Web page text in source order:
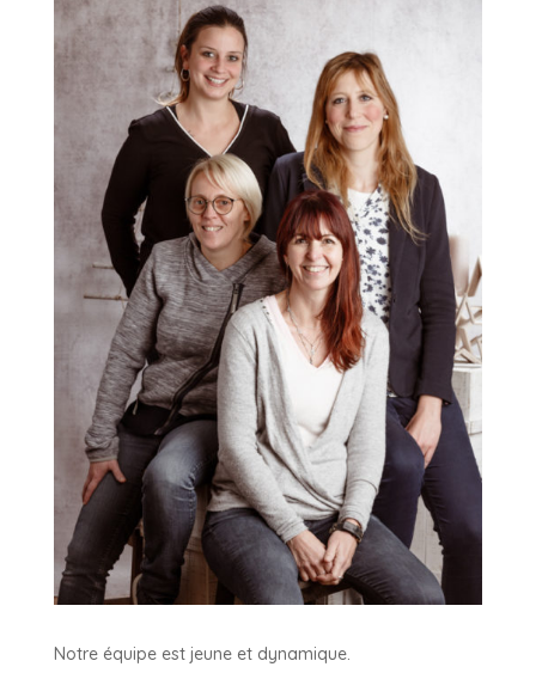
Notre équipe est jeune et dynamique.